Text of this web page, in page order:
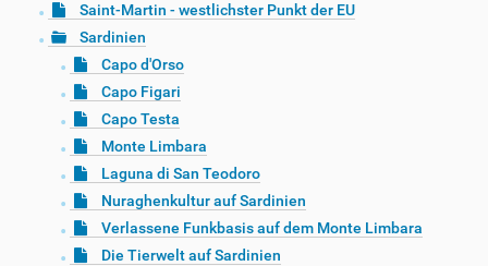
Saint-Martin - westlichster Punkt der EU
Sardinien
Capo d'Orso
Capo Figari
Capo Testa
Monte Limbara
Laguna di San Teodoro
Nuraghenkultur auf Sardinien
Verlassene Funkbasis auf dem Monte Limbara
Die Tierwelt auf Sardinien